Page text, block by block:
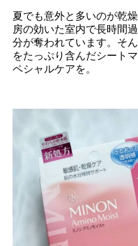
夏でも意外と多いのが乾
房の効いた室内で長時間
分が奪われています。そ
をたっぷり含んだシート
ペシャルケアを。